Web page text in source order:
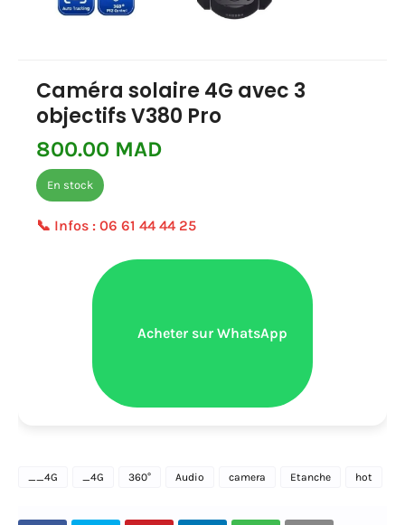
Caméra solaire 4G avec 3
objectifs V380 Pro
800.00 MAD
En stock
📞 Infos : 06 61 44 44 25
Acheter sur WhatsApp
__4G _4G 360° Audio camera Etanche hot